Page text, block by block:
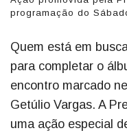
programação do
Quem está em
para completar o
encontro marcado
Getúlio Vargas. A
uma ação especial